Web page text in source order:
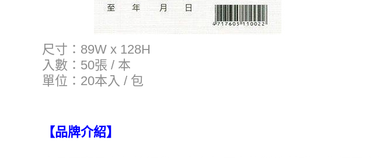
尺寸：89W x 128H
入數：50張 / 本
單位：20本入 / 包
【品牌介紹】